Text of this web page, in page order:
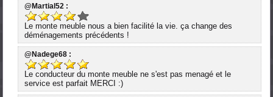
@Martial52 :
Le monte meuble nous a bien facilité la vie. ça change des
déménagements précédents !
@Nadege68 :
Le conducteur du monte meuble ne s'est pas menagé et le
service est parfait MERCI :)